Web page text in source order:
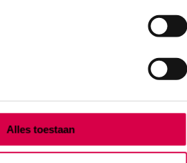
Alles toestaan